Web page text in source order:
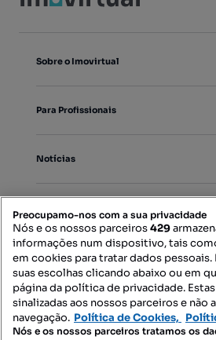
Sobre o Imovirtual
Para Profissionais
Notícias
Mapa do Site
Contacte-nos
Preocupamo-nos com a sua privacidade
Nós e os nossos parceiros429
informações num dispositivo, tais
em cookies para tratar dados pessoais.
suas escolhas clicando abaixo ou em
página da política de privacidade.
sinalizadas aos nossos parceiros e não
navegação. Política de Cookies,
Nós e os nossos parceiros tratamos os